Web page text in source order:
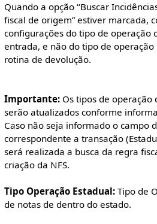
Quando a opção ‘‘Buscar
fiscal de origem” estiver marcada,
configurações do tipo de operação
entrada, e não do tipo de
rotina de devolução.
Importante:Os tipos de operação
serão atualizados conforme
Caso não seja informado o campo
correspondente a transação
será realizada a busca da regra
criação da NFS.
Tipo Operação Estadual:Tipo de
de notas de dentro do estado.